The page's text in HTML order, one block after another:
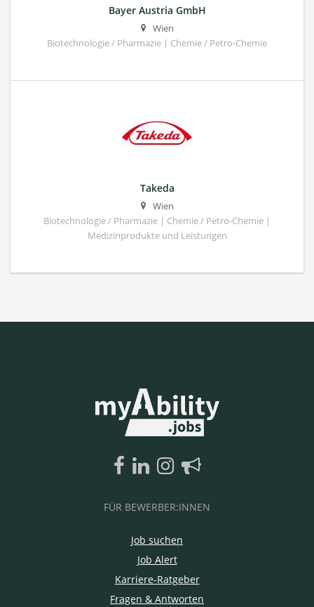
Bayer Austria GmbH
Wien
Biotechnologie / Pharmazie | Chemie / Petro-Chemie
Takeda
Wien
Biotechnologie / Pharmazie | Chemie / Petro-Chemie |
Medizinprodukte und Leistungen
FÜR BEWERBER:INNEN
Job suchen
Job Alert
Karriere-Ratgeber
Fragen & Antworten